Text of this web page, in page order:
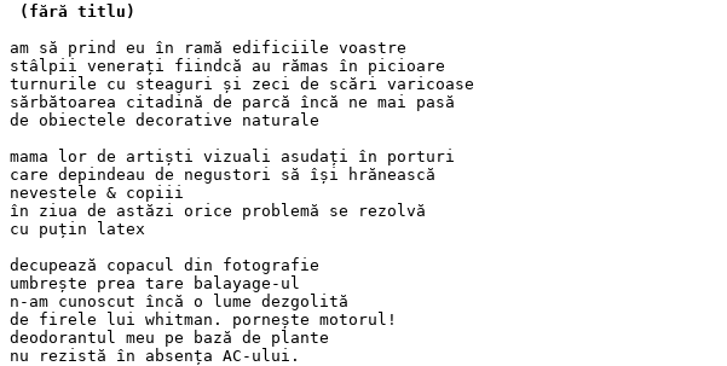
(fără titlu)
am să prind eu în ramă edificiile voastre
stâlpii venerați fiindcă au rămas în picioare
turnurile cu steaguri și zeci de scări varicoase
sărbătoarea citadină de parcă încă ne mai pasă
de obiectele decorative naturale
mama lor de artiști vizuali asudați în porturi
care depindeau de negustori să își hrănească
nevestele & copiii
în ziua de astăzi orice problemă se rezolvă
cu puțin latex
decupează copacul din fotografie
umbrește prea tare balayage-ul
n-am cunoscut încă o lume dezgolită
de firele lui whitman. pornește motorul!
deodorantul meu pe bază de plante
nu rezistă în absența AC-ului.